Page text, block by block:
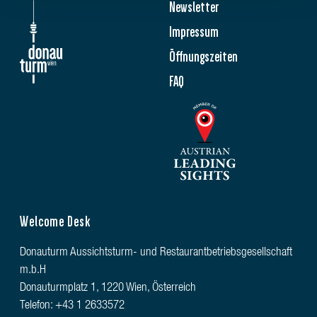
Newsletter
Impressum
Öffnungszeiten
FAQ
Welcome Desk
Donauturm Aussichtsturm- und Restaurantbetriebsgesellschaft
m.b.H
Donauturmplatz 1, 1220 Wien, Österreich
Telefon: +43 1 2633572